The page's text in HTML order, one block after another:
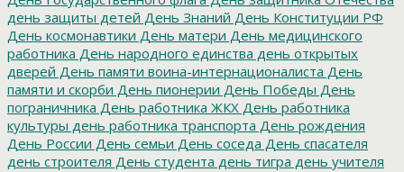
день защиты детей День Знаний День Конституции РФ
День космонавтики День матери День медицинского
работника День народного единства день открытых
дверей День памяти воина-интернационалиста День
памяти и скорби День пионерии День Победы День
пограничника День работника ЖКХ День работника
культуры день работника транспорта День рождения
День России День семьи День соседа День спасателя
день строителя День студента день тигра день учителя